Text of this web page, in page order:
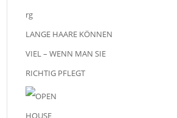
LANGE HAARE KÖNNEN
VIEL – WENN MAN SIE
RICHTIG PFLEGT